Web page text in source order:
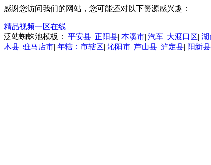
感谢您访问我们的网站，您可能还对以下资源感兴趣：
精品视频一区在线
泛站蜘蛛池模板： 平安县| 正阳县| 本溪市| 汽车| 大渡口区| 湖
木县| 驻马店市| 年辖：市辖区| 沁阳市| 芦山县| 泸定县| 阳新县